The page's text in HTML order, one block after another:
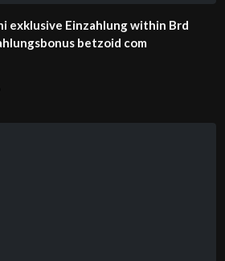
exklusive Einzahlung within Brd
betzoid com